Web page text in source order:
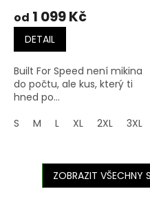
od 1 099 Kč
DETAIL
Built For Speed není mikina
do počtu, ale kus, který ti
hned po...
S
M L XL 2XL 3XL
ZOBRAZIT VŠECHNY